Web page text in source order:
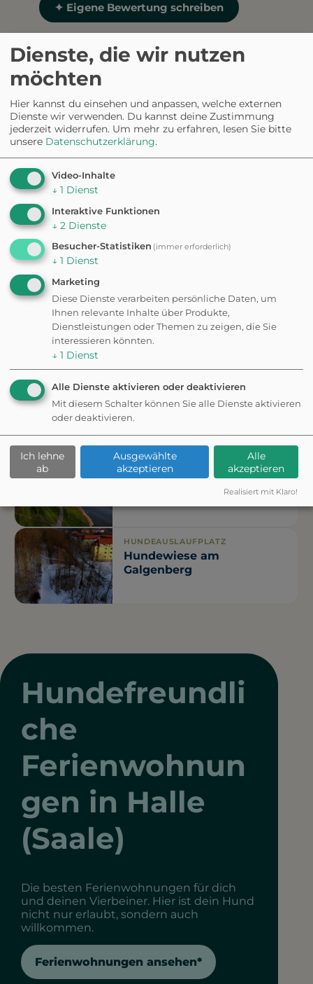
✦ Eigene Bewertung schreiben
Fehler gefunden? Feedback senden
Weitere
Ausflugsziele in der
Hundewiese Heide-Süd
HUNDEAUSLAUFPLATZ
Hundewiese Pestalozzi
Park
HUNDEAUSLAUFPLATZ
Hundewiese Radeweller
Weg
HUNDEAUSLAUFPLATZ
Hundewiese Ziegelwiese /
HUNDEAUSLAUFPLATZ
Hundewiese am
Galgenberg
Hundefreundli
che
Ferienwohnun
gen in Halle
(Saale)
Die besten Ferienwohnungen für dich
und deinen Vierbeiner. Hier ist dein Hund
nicht nur erlaubt, sondern auch
willkommen.
Ferienwohnungen ansehen*
Dienste, die wir nutzen
möchten
Hier kannst du einsehen und anpassen, welche externen
Dienste wir verwenden. Du kannst deine Zustimmung
jederzeit widerrufen. Um mehr zu erfahren, lesen Sie bitte
unsere Datenschutzerklärung.
Video-Inhalte
↓ 1 Dienst
Interaktive Funktionen
↓ 2 Dienste
Besucher-Statistiken (immer erforderlich)
↓ 1 Dienst
Marketing
Diese Dienste verarbeiten persönliche Daten, um
Ihnen relevante Inhalte über Produkte,
Dienstleistungen oder Themen zu zeigen, die Sie
interessieren könnten.
↓ 1 Dienst
Alle Dienste aktivieren oder deaktivieren
Mit diesem Schalter können Sie alle Dienste aktivieren
oder deaktivieren.
Ich lehne
ab
Ausgewählte
akzeptieren
Alle
akzeptieren
Realisiert mit Klaro!